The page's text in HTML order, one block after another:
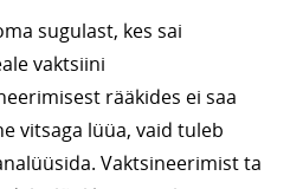
sugulast, kes sai
vaktsiini
rääkides ei saa
vitsaga lüüa, vaid tuleb
Vaktsineerimist ta